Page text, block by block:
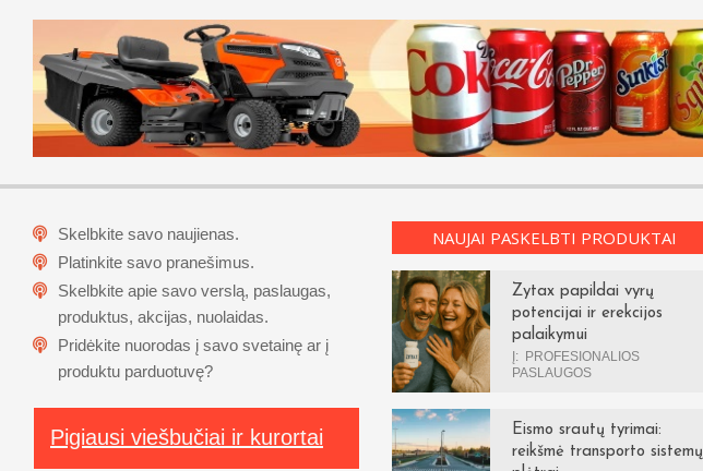
Skelbkite savo naujienas.
Platinkite savo pranešimus.
Skelbkite apie savo verslą, paslaugas,
produktus, akcijas, nuolaidas.
Pridėkite nuorodas į savo svetainę ar į
produktu parduotuvę?
Pigiausi viešbučiai ir kurortai
NAUJAI PASKELBTI PRODUKTAI
Zytax papildai vyrų
potencijai ir erekcijos
palaikymui
Į:
PROFESIONALIOS
PASLAUGOS
Eismo srautų tyrimai:
reikšmė transporto sistemų